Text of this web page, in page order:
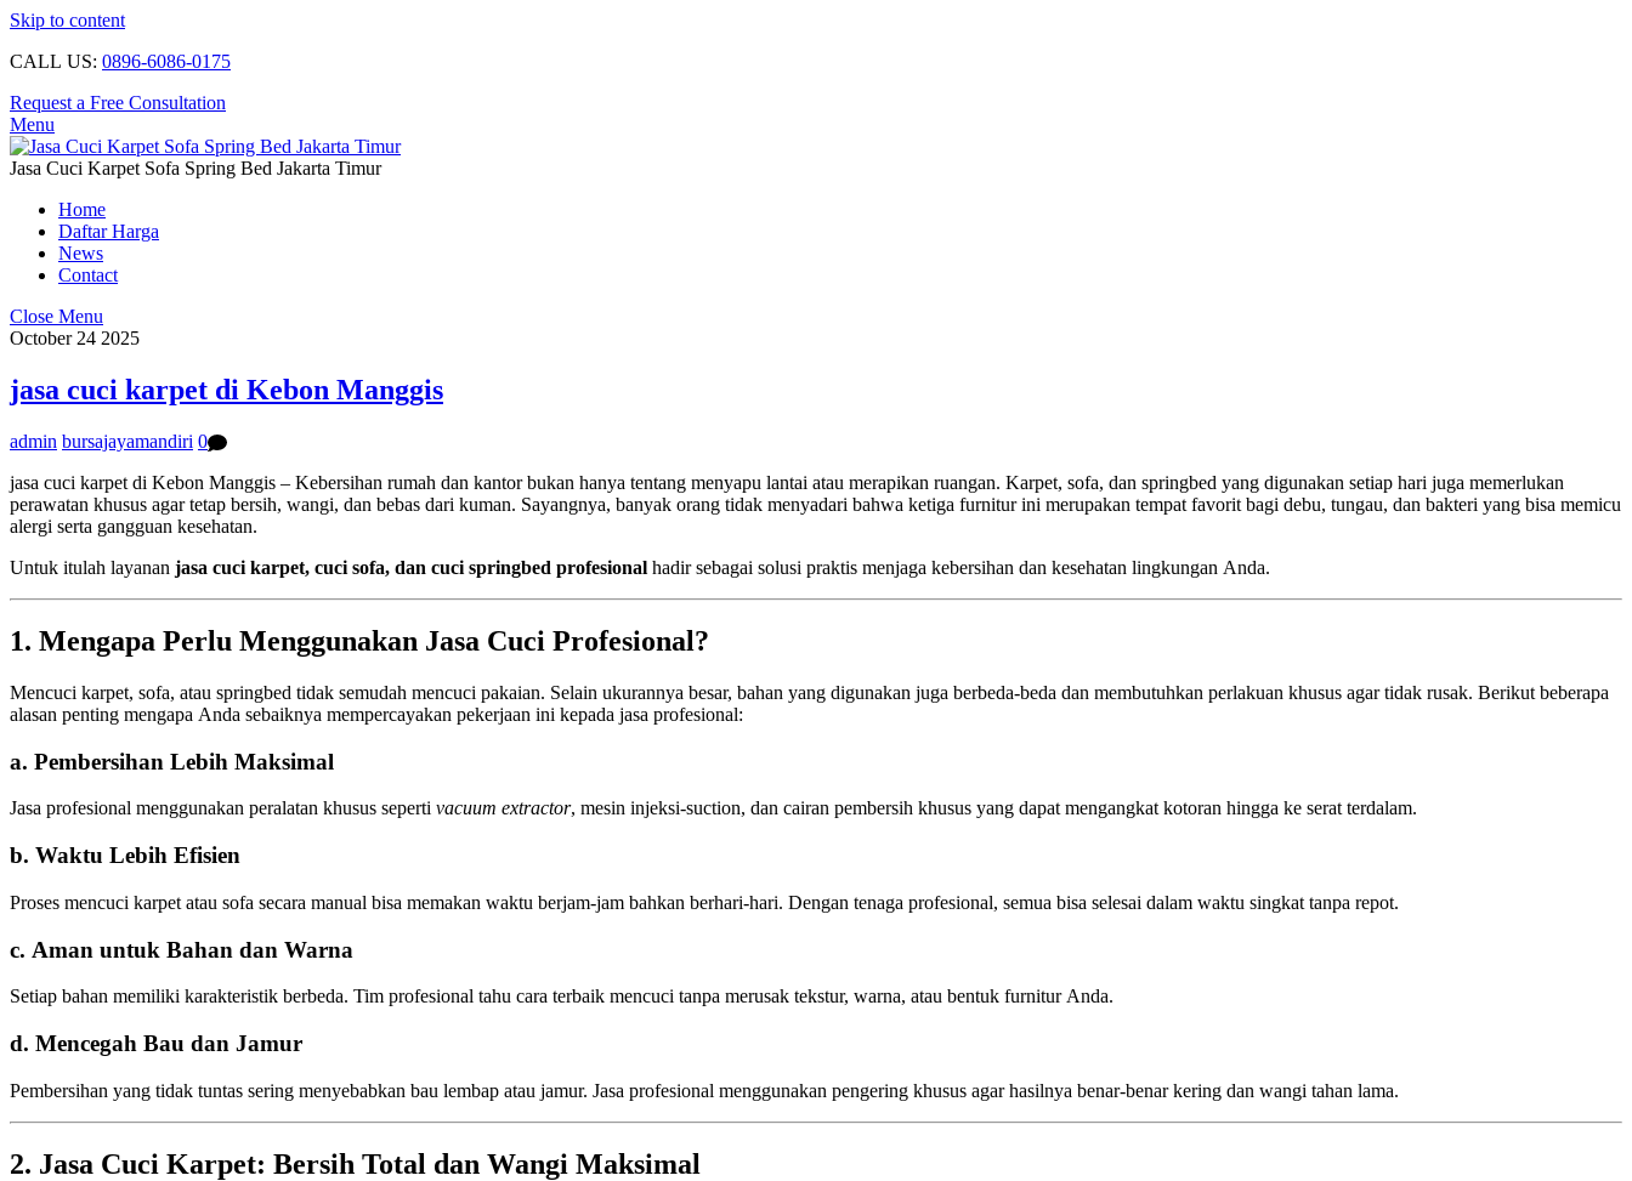
Skip to content
CALL US: 0896-6086-0175
Request a Free Consultation
Menu
Jasa Cuci Karpet Sofa Spring Bed Jakarta Timur
Home
Daftar Harga
News
Contact
Close Menu
October 24 2025
jasa cuci karpet di Kebon Manggis
admin bursajayamandiri 0
jasa cuci karpet di Kebon Manggis – Kebersihan rumah dan kantor bukan hanya tentang menyapu lantai atau merapikan ruangan. Karpet, sofa, dan springbed yang digunakan setiap hari juga memerlukan
perawatan khusus agar tetap bersih, wangi, dan bebas dari kuman. Sayangnya, banyak orang tidak menyadari bahwa ketiga furnitur ini merupakan tempat favorit bagi debu, tungau, dan bakteri yang bisa memicu
alergi serta gangguan kesehatan.
Untuk itulah layanan jasa cuci karpet, cuci sofa, dan cuci springbed profesional hadir sebagai solusi praktis menjaga kebersihan dan kesehatan lingkungan Anda.
1. Mengapa Perlu Menggunakan Jasa Cuci Profesional?
Mencuci karpet, sofa, atau springbed tidak semudah mencuci pakaian. Selain ukurannya besar, bahan yang digunakan juga berbeda-beda dan membutuhkan perlakuan khusus agar tidak rusak. Berikut beberapa
alasan penting mengapa Anda sebaiknya mempercayakan pekerjaan ini kepada jasa profesional:
a. Pembersihan Lebih Maksimal
Jasa profesional menggunakan peralatan khusus seperti vacuum extractor, mesin injeksi-suction, dan cairan pembersih khusus yang dapat mengangkat kotoran hingga ke serat terdalam.
b. Waktu Lebih Efisien
Proses mencuci karpet atau sofa secara manual bisa memakan waktu berjam-jam bahkan berhari-hari. Dengan tenaga profesional, semua bisa selesai dalam waktu singkat tanpa repot.
c. Aman untuk Bahan dan Warna
Setiap bahan memiliki karakteristik berbeda. Tim profesional tahu cara terbaik mencuci tanpa merusak tekstur, warna, atau bentuk furnitur Anda.
d. Mencegah Bau dan Jamur
Pembersihan yang tidak tuntas sering menyebabkan bau lembap atau jamur. Jasa profesional menggunakan pengering khusus agar hasilnya benar-benar kering dan wangi tahan lama.
2. Jasa Cuci Karpet: Bersih Total dan Wangi Maksimal